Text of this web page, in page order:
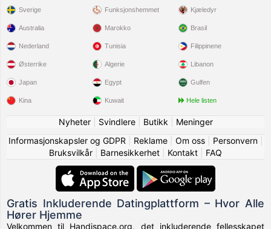
Sverige Funksjonshemmet Kjæledyr
Australia
Nederland
Østerrike
Japan
Kina
Marokko
Tunisia
Algerie
Egypt
Kuwait
Brasil
Filippinene
Libanon
Gulfen
Hele listen
Nyheter| Svindlere| Butikk
Meninger
Informasjonskapsler og GDPR
Reklame| Om oss| Personvern|
Bruksvilkår
Barnesikkerhet Kontakt FAQ
Gratis Inkluderende Datingplattform – Hvor Alle
Hører Hjemme
Velkommen til Handispace.org, det inkluderende fellesskapet